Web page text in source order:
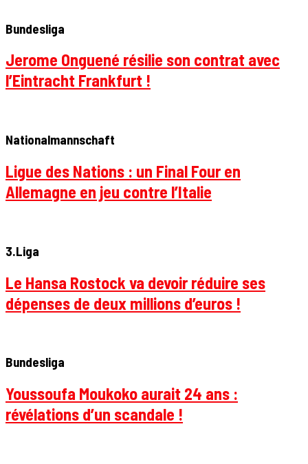
Bundesliga
Jerome Onguené résilie son contrat avec
l’Eintracht Frankfurt !
Nationalmannschaft
Ligue des Nations : un Final Four en
Allemagne en jeu contre l’Italie
3.Liga
Le Hansa Rostock va devoir réduire ses
dépenses de deux millions d’euros !
Bundesliga
Youssoufa Moukoko aurait 24 ans :
révélations d’un scandale !